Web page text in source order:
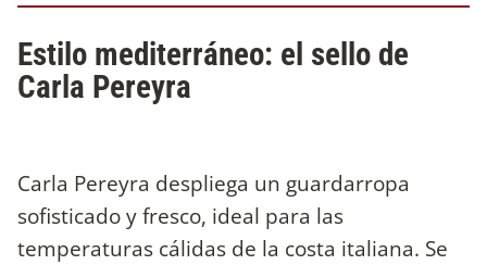
Estilo mediterráneo: el sello de
Carla Pereyra
Carla Pereyra despliega un guardarropa
sofisticado y fresco, ideal para las
temperaturas cálidas de la costa italiana. Se